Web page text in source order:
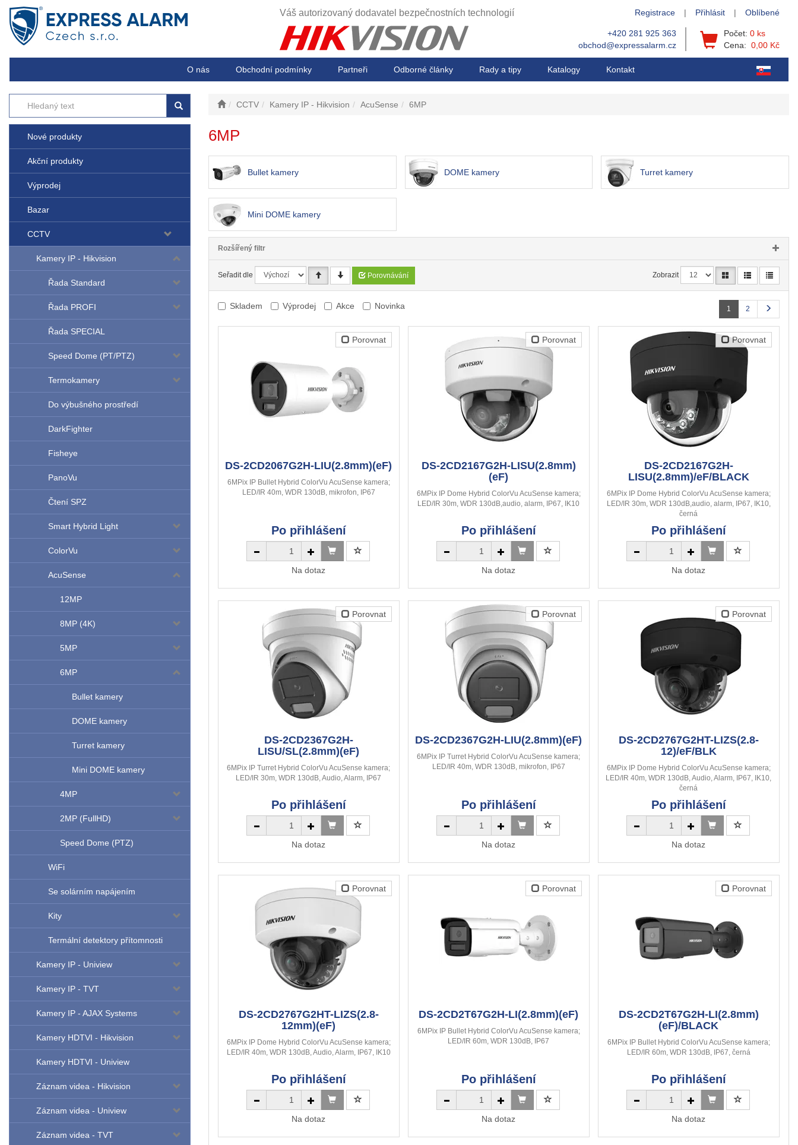
Váš autorizovaný dodavatel bezpečnostních technologií Registrace | Přihlásit | Oblíbené
+420 281 925 363
obchod@expressalarm.cz
Počet: 0 ks
Cena: 0,00 Kč
O nás Obchodní podmínky Partneři Odborné články Rady a tipy Katalogy Kontakt
Nové produkty
Akční produkty
Výprodej
Bazar
CCTV
Kamery IP - Hikvision
Řada Standard
Řada PROFI
Řada SPECIAL
Speed Dome (PT/PTZ)
Termokamery
Do výbušného prostředí
DarkFighter
Fisheye
PanoVu
Čtení SPZ
Smart Hybrid Light
ColorVu
AcuSense
12MP
8MP (4K)
5MP
6MP
Bullet kamery
DOME kamery
Turret kamery
Mini DOME kamery
4MP
2MP (FullHD)
Speed Dome (PTZ)
WiFi
Se solárním napájením
Kity
Termální detektory přítomnosti
Kamery IP - Uniview
Kamery IP - TVT
Kamery IP - AJAX Systems
Kamery HDTVI - Hikvision
Kamery HDTVI - Uniview
Záznam videa - Hikvision
Záznam videa - Uniview
Záznam videa - TVT
CCTV Kamery IP - Hikvision AcuSense 6MP
6MP
Bullet kamery DOME kamery Turret kamery
Mini DOME kamery
Rozšířený filtr
Seřadit dle Porovnávání Zobrazit
Skladem Výprodej Akce Novinka 1 2
Porovnat
DS-2CD2067G2H-LIU(2.8mm)(eF)
6MPix IP Bullet Hybrid ColorVu AcuSense kamera;
LED/IR 40m, WDR 130dB, mikrofon, IP67
Po přihlášení
Na dotaz
Porovnat
DS-2CD2167G2H-LISU(2.8mm)
(eF)
6MPix IP Dome Hybrid ColorVu AcuSense kamera;
LED/IR 30m, WDR 130dB,audio, alarm, IP67, IK10
Po přihlášení
Na dotaz
Porovnat
DS-2CD2167G2H-
LISU(2.8mm)/eF/BLACK
6MPix IP Dome Hybrid ColorVu AcuSense kamera;
LED/IR 30m, WDR 130dB,audio, alarm, IP67, IK10,
černá
Po přihlášení
Na dotaz
Porovnat
DS-2CD2367G2H-
LISU/SL(2.8mm)(eF)
6MPix IP Turret Hybrid ColorVu AcuSense kamera;
LED/IR 30m, WDR 130dB, Audio, Alarm, IP67
Po přihlášení
Na dotaz
Porovnat
DS-2CD2367G2H-LIU(2.8mm)(eF)
6MPix IP Turret Hybrid ColorVu AcuSense kamera;
LED/IR 40m, WDR 130dB, mikrofon, IP67
Po přihlášení
Na dotaz
Porovnat
DS-2CD2767G2HT-LIZS(2.8-
12)/eF/BLK
6MPix IP Dome Hybrid ColorVu AcuSense kamera;
LED/IR 40m, WDR 130dB, Audio, Alarm, IP67, IK10,
černá
Po přihlášení
Na dotaz
Porovnat
DS-2CD2767G2HT-LIZS(2.8-
12mm)(eF)
6MPix IP Dome Hybrid ColorVu AcuSense kamera;
LED/IR 40m, WDR 130dB, Audio, Alarm, IP67, IK10
Po přihlášení
Na dotaz
Porovnat
DS-2CD2T67G2H-LI(2.8mm)(eF)
6MPix IP Bullet Hybrid ColorVu AcuSense kamera;
LED/IR 60m, WDR 130dB, IP67
Po přihlášení
Na dotaz
Porovnat
DS-2CD2T67G2H-LI(2.8mm)
(eF)/BLACK
6MPix IP Bullet Hybrid ColorVu AcuSense kamera;
LED/IR 60m, WDR 130dB, IP67, černá
Po přihlášení
Na dotaz